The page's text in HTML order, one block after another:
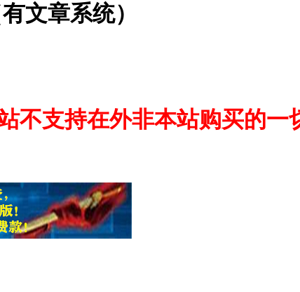
文章系统）
不支持在外非本站购买的一